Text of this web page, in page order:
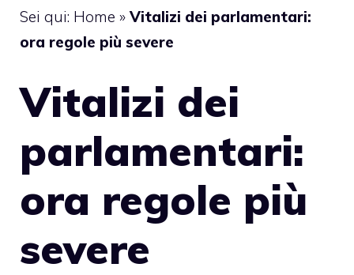
Sei qui: Home »Vitalizi dei parlamentari:
ora regole più severe
Vitalizi dei
parlamentari:
ora regole più
severe